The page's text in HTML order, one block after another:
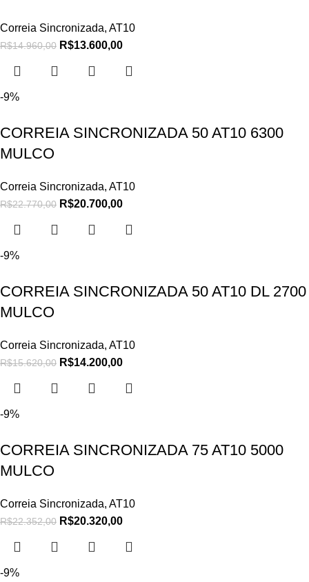
Correia Sincronizada, AT10
R$14.960,00 R$13.600,00
-9%
CORREIA SINCRONIZADA 50 AT10 6300
MULCO
Correia Sincronizada, AT10
R$22.770,00 R$20.700,00
-9%
CORREIA SINCRONIZADA 50 AT10 DL 2700
MULCO
Correia Sincronizada, AT10
R$15.620,00 R$14.200,00
-9%
CORREIA SINCRONIZADA 75 AT10 5000
MULCO
Correia Sincronizada, AT10
R$22.352,00 R$20.320,00
-9%